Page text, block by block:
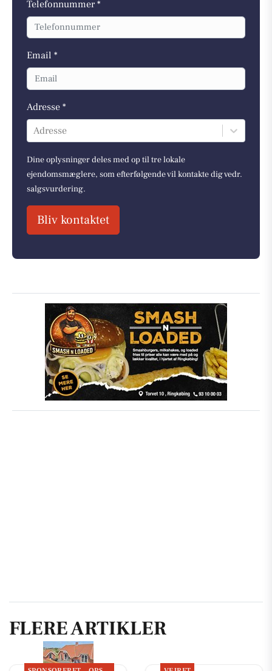
Telefonnummer *
Email *
Adresse *
Adresse
Dine oplysninger deles med op til tre lokale
ejendomsmæglere, som efterfølgende vil kontakte dig vedr.
salgsvurdering.
Bliv kontaktet
FLERE ARTIKLER